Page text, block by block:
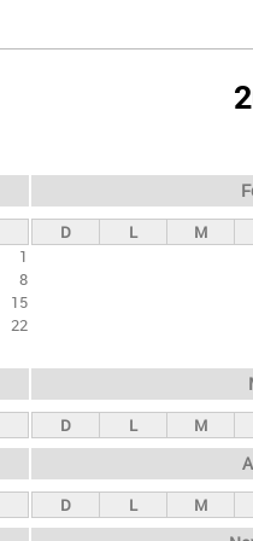
1
8
15
22
D L M
D L M
D L M